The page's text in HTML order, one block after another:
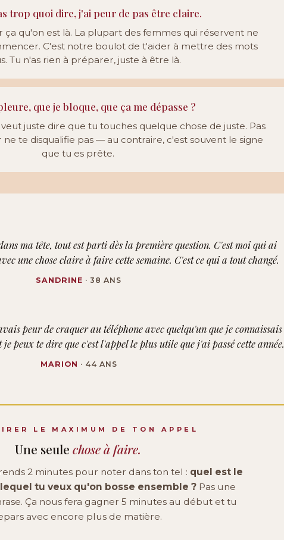
trop quoi dire, j'ai peur de pas être claire.
qu'on est là. La plupart des femmes qui réservent ne
C'est notre boulot de t'aider à mettre des mots
Tu n'as rien à préparer, juste à être là.
que je bloque, que ça me dépasse ?
veut juste dire que tu touches quelque chose de juste. Pas
te disqualifie pas — au contraire, c'est souvent le signe
que tu es prête.
ma tête, tout est parti dès la première question. C'est moi qui ai
une chose claire à faire cette semaine. C'est ce qui a tout changé.
SANDRINE · 38 ANS
peur de craquer au téléphone avec quelqu'un que je connaissais
peux te dire que c'est l'appel le plus utile que j'ai passé cette année.
MARION · 44 ANS
LE MAXIMUM DE TON APPEL
Une seule chose à faire.
2 minutes pour noter dans ton tel : quel est le
tu veux qu'on bosse ensemble ? Pas une
Ça nous fera gagner 5 minutes au début et tu
avec encore plus de matière.